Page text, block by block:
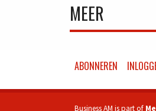
MEER
ABONNEREN
Business AM is part of